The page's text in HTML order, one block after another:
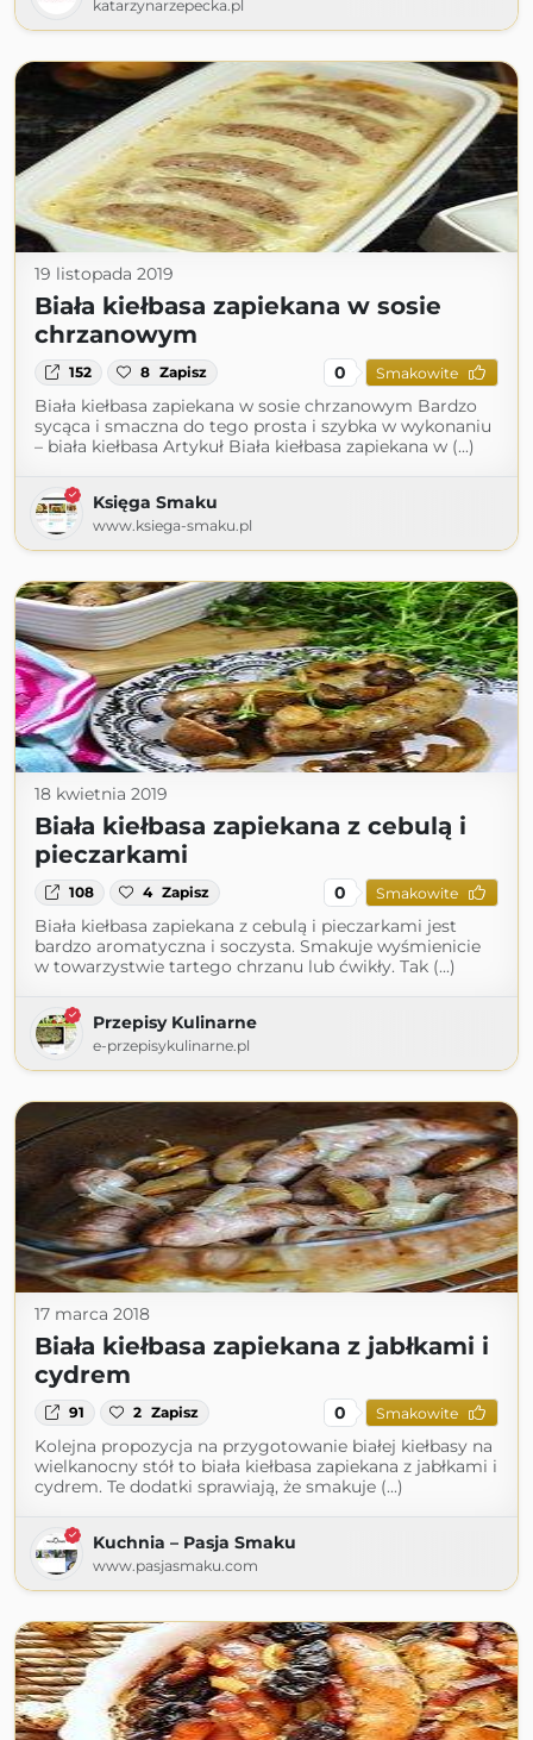
katarzynarzepecka.pl
19 listopada 2019
Biała kiełbasa zapiekana w sosie
chrzanowym
152 8 Zapisz 0 Smakowite
Biała kiełbasa zapiekana w sosie chrzanowym Bardzo
sycąca i smaczna do tego prosta i szybka w wykonaniu
– biała kiełbasa Artykuł Biała kiełbasa zapiekana w (...)
Księga Smaku
www.ksiega-smaku.pl
18 kwietnia 2019
Biała kiełbasa zapiekana z cebulą i
pieczarkami
108 4 Zapisz 0 Smakowite
Biała kiełbasa zapiekana z cebulą i pieczarkami jest
bardzo aromatyczna i soczysta. Smakuje wyśmienicie
w towarzystwie tartego chrzanu lub ćwikły. Tak (...)
Przepisy Kulinarne
e-przepisykulinarne.pl
17 marca 2018
Biała kiełbasa zapiekana z jabłkami i
cydrem
91 2 Zapisz 0 Smakowite
Kolejna propozycja na przygotowanie białej kiełbasy na
wielkanocny stół to biała kiełbasa zapiekana z jabłkami i
cydrem. Te dodatki sprawiają, że smakuje (...)
Kuchnia – Pasja Smaku
www.pasjasmaku.com